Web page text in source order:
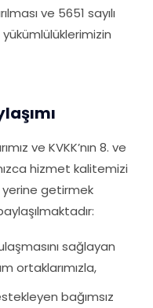
ve 5651 sayılı
ve KVKK’nın 8. ve
hizmet kalitemizi
yerine getirmek
sağlayan
ortaklarımızla,
bağımsız